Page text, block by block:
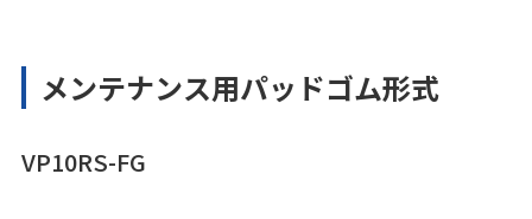
メンテナンス用パッドゴム形式
VP10RS-FG